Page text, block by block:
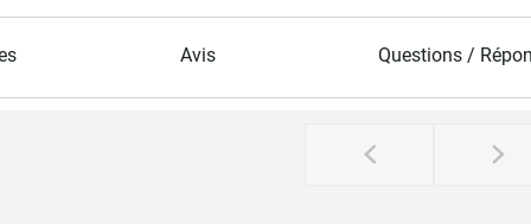
Avis Questions /